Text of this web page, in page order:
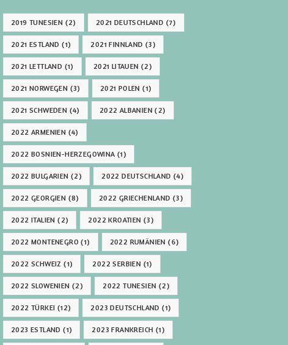
2019 TUNESIEN (2) 2021 DEUTSCHLAND (7)
2021 ESTLAND (1) 2021 FINNLAND (3)
2021 LETTLAND (1) 2021 LITAUEN (2)
2021 NORWEGEN (3) 2021 POLEN (1)
2021 SCHWEDEN (4) 2022 ALBANIEN (2)
2022 ARMENIEN (4)
2022 BOSNIEN-HERZEGOWINA(1)
2022 BULGARIEN (2) 2022 DEUTSCHLAND (4)
2022 GEORGIEN (8) 2022 GRIECHENLAND (3)
2022 ITALIEN (2) 2022 KROATIEN (3)
2022 MONTENEGRO (1) 2022 RUMÄNIEN (6)
2022 SCHWEIZ (1) 2022 SERBIEN (1)
2022 SLOWENIEN (2) 2022 TUNESIEN (2)
2022 TÜRKEI (12) 2023 DEUTSCHLAND (1)
2023 ESTLAND (1) 2023 FRANKREICH (1)